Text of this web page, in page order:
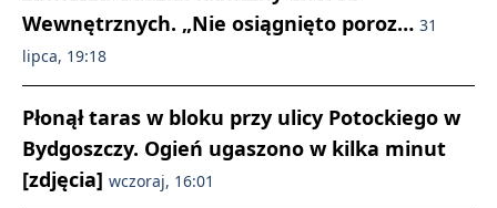
Wewnętrznych. „Nie osiągnięto poroz… 31
lipca, 19:18
Płonął taras w bloku przy ulicy Potockiego w
Bydgoszczy. Ogień ugaszono w kilka minut
[zdjęcia] wczoraj, 16:01